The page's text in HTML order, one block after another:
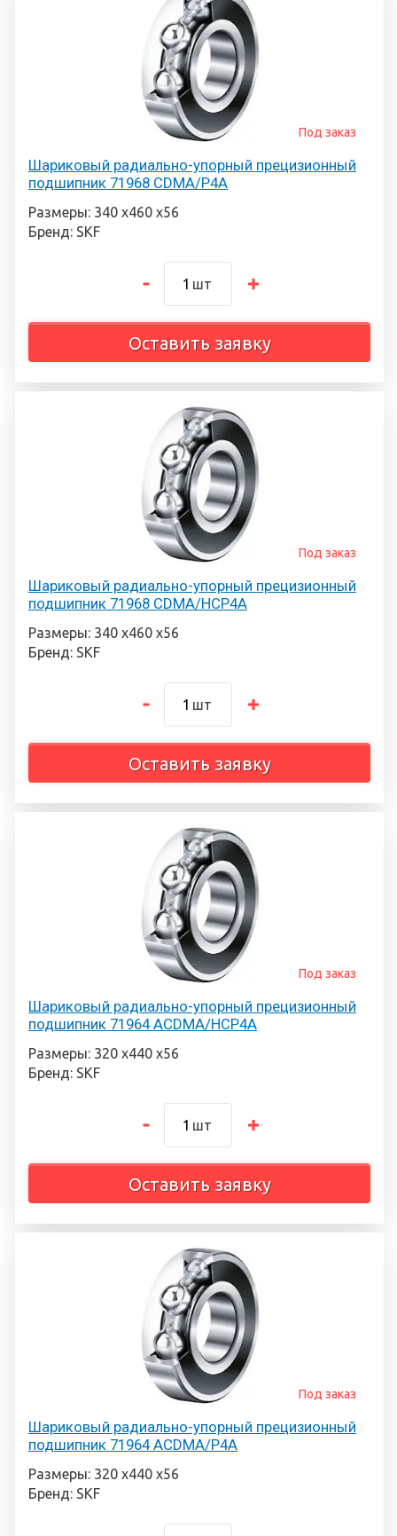
Шариковый радиально-упорный прецизионный
подшипник 71968 CDMA/P4A
Под заказ
Размеры: 340 х460 х56
Бренд: SKF
шт
Оставить заявку
Шариковый радиально-упорный прецизионный
подшипник 71968 CDMA/HCP4A
Под заказ
Размеры: 340 х460 х56
Бренд: SKF
шт
Оставить заявку
Шариковый радиально-упорный прецизионный
подшипник 71964 ACDMA/HCP4A
Под заказ
Размеры: 320 х440 х56
Бренд: SKF
шт
Оставить заявку
Шариковый радиально-упорный прецизионный
подшипник 71964 ACDMA/P4A
Под заказ
Размеры: 320 х440 х56
Бренд: SKF